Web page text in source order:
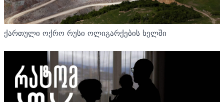
ქართული ოქრო რუსი ოლიგარქების ხელში